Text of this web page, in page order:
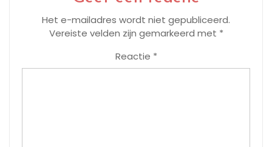
Het e-mailadres wordt niet gepubliceerd.
Vereiste velden zijn gemarkeerd met *
Reactie *